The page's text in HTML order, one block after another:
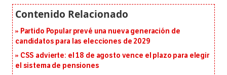
Partido Popular prevé una nueva generación de
candidatos para las elecciones de 2029
CSS advierte: el 18 de agosto vence el plazo para elegir
el sistema de pensiones